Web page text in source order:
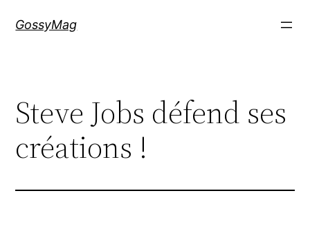
GossyMag
Steve Jobs défend ses
créations !